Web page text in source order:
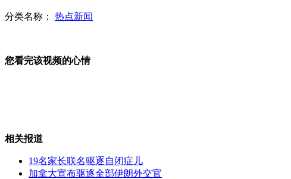
英国女子让儿子装病人骗津贴
美失业率近四年来首次低于8%
敦煌骆驼因游客过多“过劳死”
分类名称： 热点新闻
您看完该视频的心情
相关报道
19名家长联名驱逐自闭症儿
加拿大宣布驱逐全部伊朗外交官